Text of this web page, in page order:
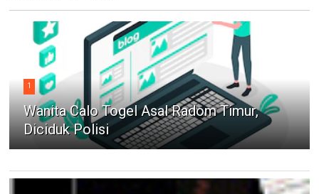
1
Wanita Calo Togel Asal Radom Timur,
Diciduk Polisi